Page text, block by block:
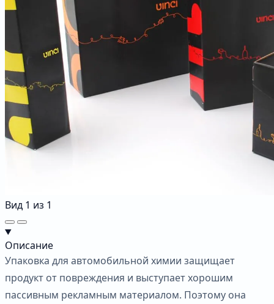
Вид 1 из 1
Описание
Упаковка для автомобильной химии защищает
продукт от повреждения и выступает хорошим
пассивным рекламным материалом. Поэтому она